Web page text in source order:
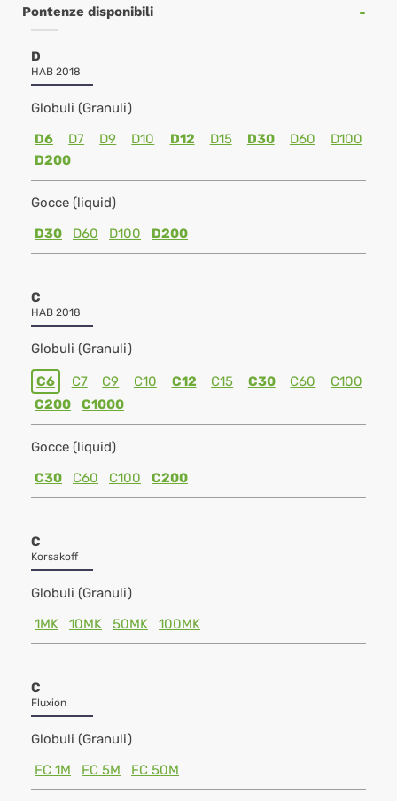
Pontenze disponibili
D
HAB 2018
Globuli (Granuli)
D6
D7 D9 D10 D12 D15 D30 D60
D100
D200
Gocce (liquid)
D30
D60 D100 D200
C
HAB 2018
Globuli (Granuli)
C6 C7 C9 C10 C12 C15 C30 C60
C100
C200
C1000
Gocce (liquid)
C30
C60 C100 C200
C
Korsakoff
Globuli (Granuli)
1MK
10MK 50MK 100MK
C
Fluxion
Globuli (Granuli)
FC 1M
FC 5M FC 50M